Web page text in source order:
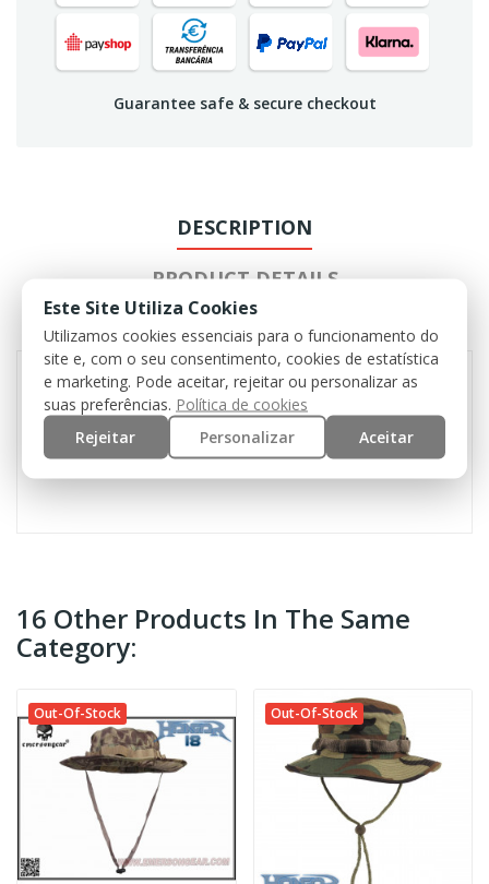
Guarantee safe & secure checkout
DESCRIPTION
PRODUCT DETAILS
REVIEWS
Broad hatband with loops
4 screened side vents
Chin strap with cord stopper
16 Other Products In The Same
Category:
Out-Of-Stock Out-Of-Stock
Este Site Utiliza Cookies
Utilizamos cookies essenciais para o funcionamento do
site e, com o seu consentimento, cookies de estatística
e marketing. Pode aceitar, rejeitar ou personalizar as
suas preferências. Política de cookies
Rejeitar
Personalizar Aceitar